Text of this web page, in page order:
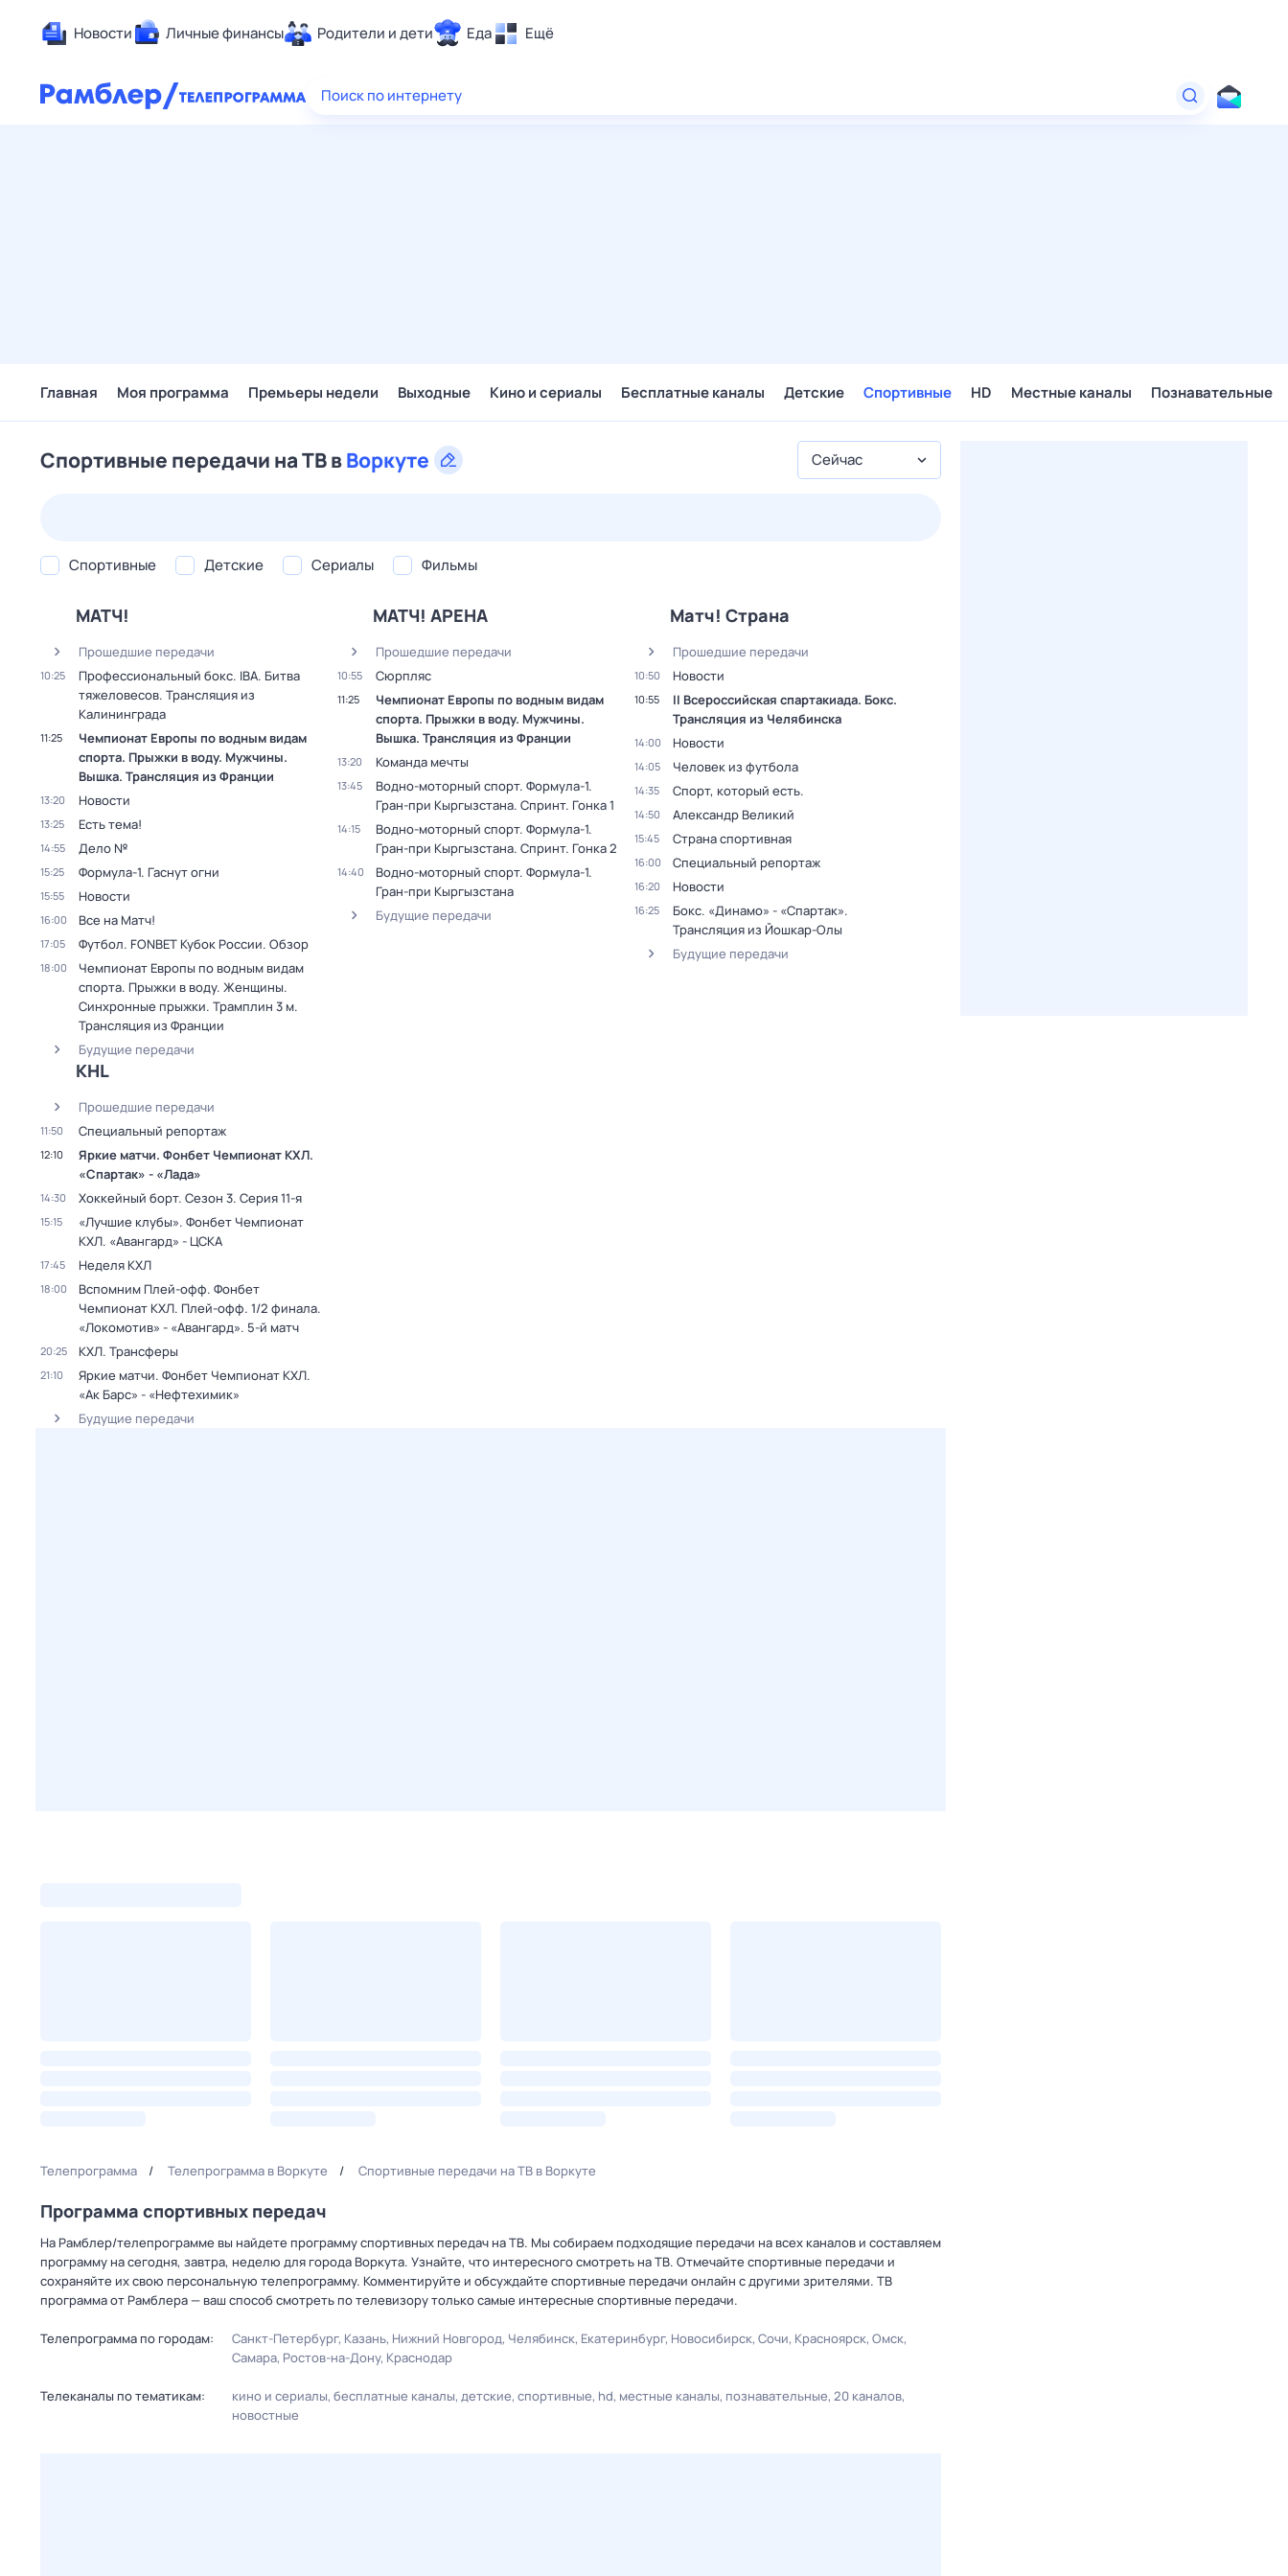
Новости Личные финансы Родители и дети Еда Ещё
Здоровье
Поиск по интернету
Главная Моя программа Премьеры недели Выходные Кино и сериалы Бесплатные каналы Детские Спортивные HD Местные каналы Познавательные
Спортивные передачи на ТВ вВоркуте Сейчас
Спортивные Детские Сериалы Фильмы
МАТЧ!
Прошедшие передачи
10:25
Профессиональный бокс. IBA. Битва
тяжеловесов. Трансляция из
Калининграда
11:25
Чемпионат Европы по водным видам
спорта. Прыжки в воду. Мужчины.
Вышка. Трансляция из Франции
13:20 Новости
13:25 Есть тема!
14:55 Дело №
15:25 Формула-1. Гаснут огни
15:55 Новости
16:00 Все на Матч!
17:05 Футбол. FONBET Кубок России. Обзор
18:00
Чемпионат Европы по водным видам
спорта. Прыжки в воду. Женщины.
Синхронные прыжки. Трамплин 3 м.
Трансляция из Франции
Будущие передачи
МАТЧ! АРЕНА
Прошедшие передачи
10:55 Сюрпляс
11:25
Чемпионат Европы по водным видам
спорта. Прыжки в воду. Мужчины.
Вышка. Трансляция из Франции
13:20 Команда мечты
13:45
Водно-моторный спорт. Формула-1.
Гран-при Кыргызстана. Спринт. Гонка 1
14:15
Водно-моторный спорт. Формула-1.
Гран-при Кыргызстана. Спринт. Гонка 2
14:40
Водно-моторный спорт. Формула-1.
Гран-при Кыргызстана
Будущие передачи
Матч! Страна
Прошедшие передачи
10:50 Новости
10:55
II Всероссийская спартакиада. Бокс.
Трансляция из Челябинска
14:00 Новости
14:05 Человек из футбола
14:35 Спорт, который есть.
14:50 Александр Великий
15:45 Страна спортивная
16:00 Специальный репортаж
16:20 Новости
16:25
Бокс. «Динамо» - «Спартак».
Трансляция из Йошкар-Олы
Будущие передачи
KHL
Прошедшие передачи
11:50 Специальный репортаж
12:10
Яркие матчи. Фонбет Чемпионат КХЛ.
«Спартак» - «Лада»
14:30 Хоккейный борт. Сезон 3. Серия 11-я
15:15
«Лучшие клубы». Фонбет Чемпионат
КХЛ. «Авангард» - ЦСКА
17:45 Неделя КХЛ
18:00
Вспомним Плей-офф. Фонбет
Чемпионат КХЛ. Плей-офф. 1/2 финала.
«Локомотив» - «Авангард». 5-й матч
20:25 КХЛ. Трансферы
21:10
Яркие матчи. Фонбет Чемпионат КХЛ.
«Ак Барс» - «Нефтехимик»
Будущие передачи
Телепрограмма Телепрограмма в Воркуте Спортивные передачи на ТВ в Воркуте
Программа спортивных передач
На Рамблер/телепрограмме вы найдете программу спортивных передач на ТВ. Мы собираем подходящие передачи на всех каналов и составляем
программу на сегодня, завтра, неделю для города Воркута. Узнайте, что интересного смотреть на ТВ. Отмечайте спортивные передачи и
сохраняйте их свою персональную телепрограмму. Комментируйте и обсуждайте спортивные передачи онлайн с другими зрителями. ТВ
программа от Рамблера — ваш способ смотреть по телевизору только самые интересные спортивные передачи.
Телепрограмма по городам: Санкт-Петербург Казань Нижний Новгород Челябинск Екатеринбург Новосибирск Сочи Красноярск Омск
Самара Ростов-на-Дону Краснодар
Телеканалы по тематикам: кино и сериалы бесплатные каналы детские спортивные hd местные каналы познавательные 20 каналов
новостные